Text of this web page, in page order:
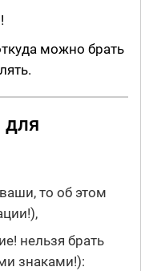
можно брать
для
то об этом
нельзя брать
знаками!):